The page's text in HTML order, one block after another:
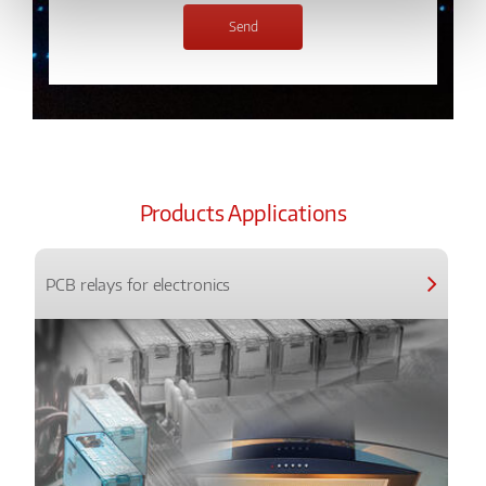
Products Applications
PCB relays for electronics